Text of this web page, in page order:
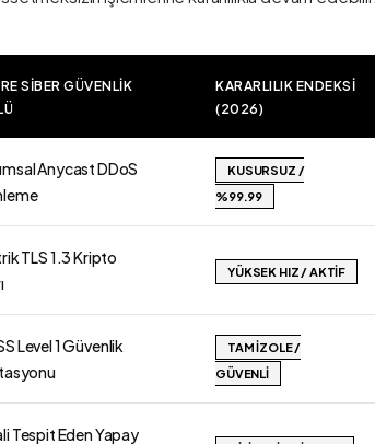
SIBER GÜVENLIK
KARARLILIK ENDEKSI
(2026)
Anycast DDoS
KUSURSUZ /
%99.99
TLS 1.3 Kripto
YÜKSEK HIZ / AKTIF
Level 1 Güvenlik
TAM İZOLE /
GÜVENLI
Tespit Eden Yapay